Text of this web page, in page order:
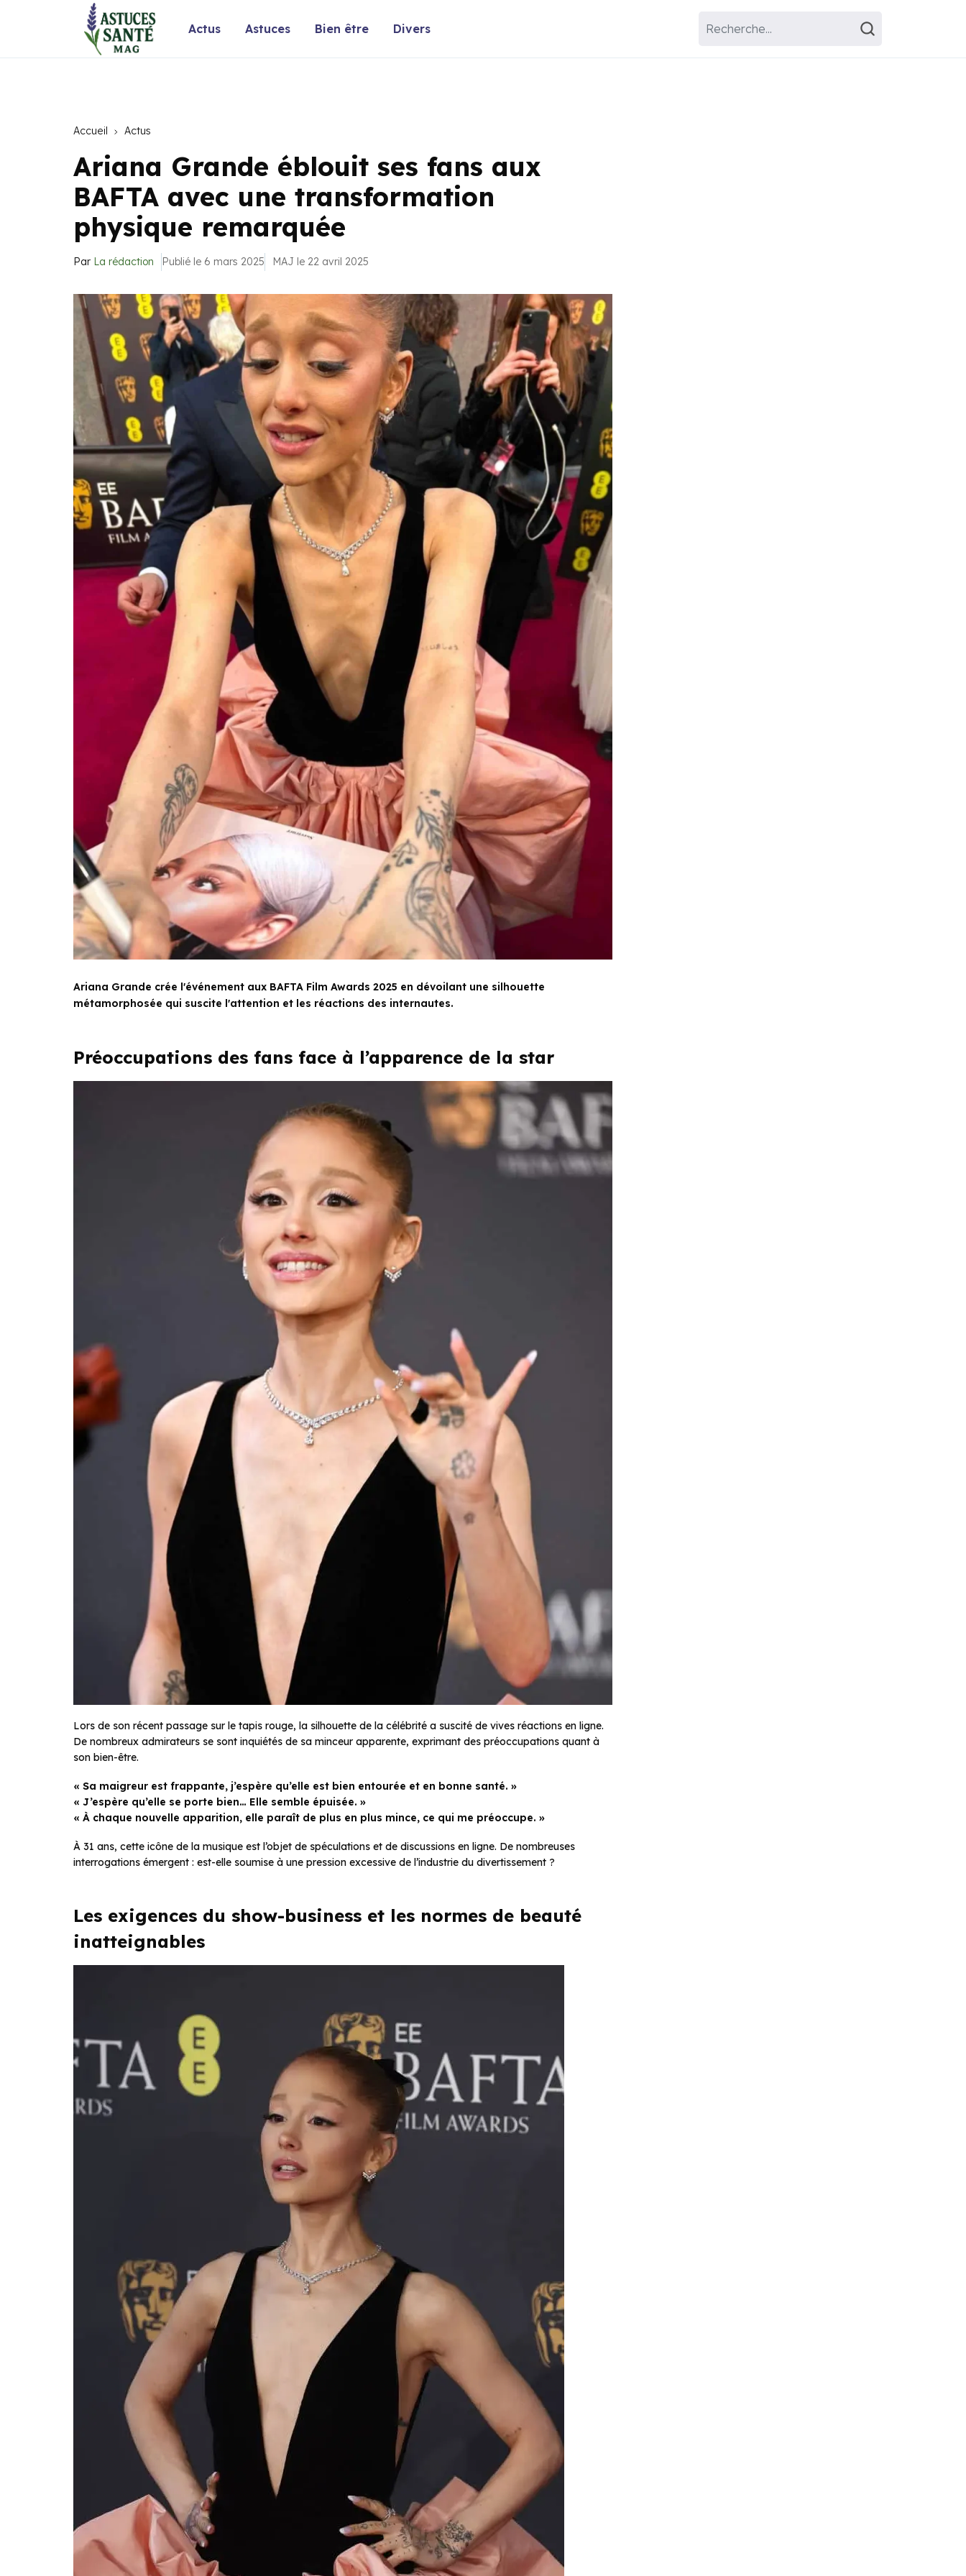
Actus Astuces Bien être Divers
Accueil Actus
Ariana Grande éblouit ses fans aux
BAFTA avec une transformation
physique remarquée
Par La rédaction Publié le 6 mars 2025 MAJ le 22 avril 2025
Ariana Grande crée l'événement aux BAFTA Film Awards 2025 en dévoilant une silhouette
métamorphosée qui suscite l'attention et les réactions des internautes.
Préoccupations des fans face à l’apparence de la star
Lors de son récent passage sur le tapis rouge, la silhouette de la célébrité a suscité de vives réactions en ligne.
De nombreux admirateurs se sont inquiétés de sa minceur apparente, exprimant des préoccupations quant à
son bien-être.
« Sa maigreur est frappante, j’espère qu’elle est bien entourée et en bonne santé. »
« J’espère qu’elle se porte bien… Elle semble épuisée. »
« À chaque nouvelle apparition, elle paraît de plus en plus mince, ce qui me préoccupe. »
À 31 ans, cette icône de la musique est l’objet de spéculations et de discussions en ligne. De nombreuses
interrogations émergent : est-elle soumise à une pression excessive de l’industrie du divertissement ?
Les exigences du show-business et les normes de beauté
inatteignables